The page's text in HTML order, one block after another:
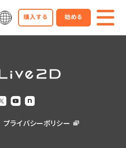
購入する 始める
プライバシーポリシー